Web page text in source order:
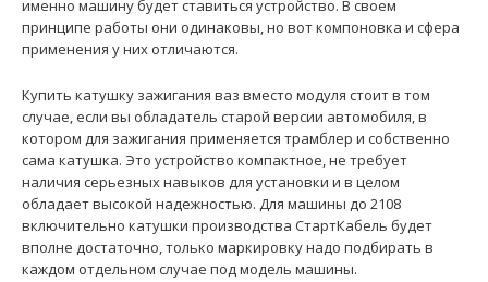
2110, 2113, 2114, 2115. Модуль предназначен для..
именно машину будет ставиться устройство. В своем
принципе работы они одинаковы, но вот компоновка и сфера
применения у них отличаются.
Купить катушку зажигания ваз вместо модуля стоит в том
случае, если вы обладатель старой версии автомобиля, в
котором для зажигания применяется трамблер и собственно
сама катушка. Это устройство компактное, не требует
наличия серьезных навыков для установки и в целом
обладает высокой надежностью. Для машины до 2108
включительно катушки производства СтартКабель будет
вполне достаточно, только маркировку надо подбирать в
каждом отдельном случае под модель машины.